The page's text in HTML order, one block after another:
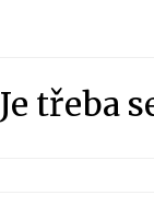
Je třeba